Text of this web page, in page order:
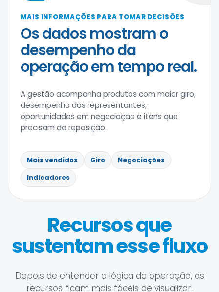
MAIS INFORMAÇÕES PARA TOMAR DECISÕES
Os dados mostram o
desempenho da
operação em tempo real.
A gestão acompanha produtos com maior giro,
desempenho dos representantes,
oportunidades em negociação e itens que
precisam de reposição.
Mais vendidos Giro
Negociações
Indicadores
Recursos que
sustentam esse fluxo
Depois de entender a lógica da operação, os
recursos ficam mais fáceis de visualizar.